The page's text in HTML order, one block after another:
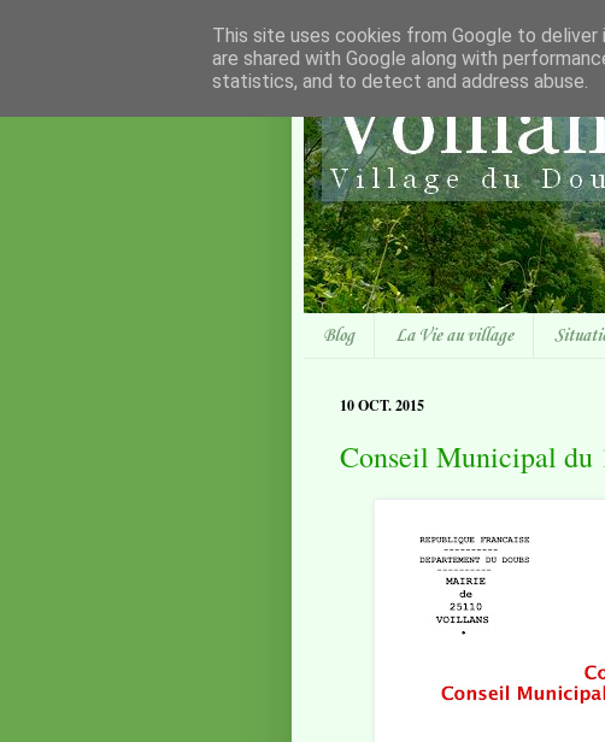
Blog La Vie au village
10 OCT. 2015
Conseil Municipal du
This site uses cookies from Google to
are shared with Google along with
statistics, and to detect and address abuse.